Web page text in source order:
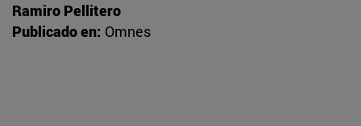
Ramiro Pellitero
Publicado en: Omnes